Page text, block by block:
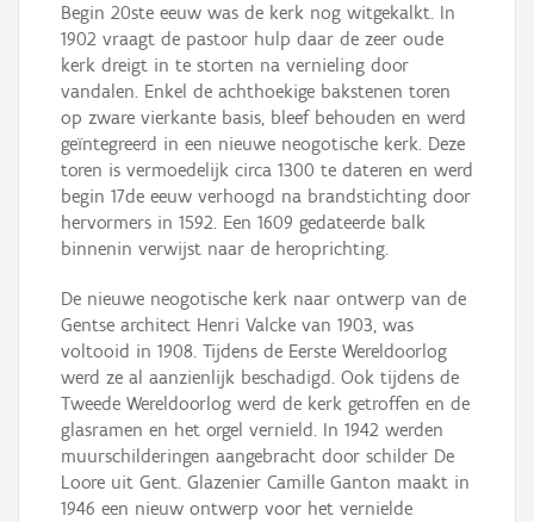
Begin 20ste eeuw was de kerk nog witgekalkt. In
1902 vraagt de pastoor hulp daar de zeer oude
kerk dreigt in te storten na vernieling door
vandalen. Enkel de achthoekige bakstenen toren
op zware vierkante basis, bleef behouden en werd
geïntegreerd in een nieuwe neogotische kerk. Deze
toren is vermoedelijk circa 1300 te dateren en werd
begin 17de eeuw verhoogd na brandstichting door
hervormers in 1592. Een 1609 gedateerde balk
binnenin verwijst naar de heroprichting.
De nieuwe neogotische kerk naar ontwerp van de
Gentse architect Henri Valcke van 1903, was
voltooid in 1908. Tijdens de Eerste Wereldoorlog
werd ze al aanzienlijk beschadigd. Ook tijdens de
Tweede Wereldoorlog werd de kerk getroffen en de
glasramen en het orgel vernield. In 1942 werden
muurschilderingen aangebracht door schilder De
Loore uit Gent. Glazenier Camille Ganton maakt in
1946 een nieuw ontwerp voor het vernielde